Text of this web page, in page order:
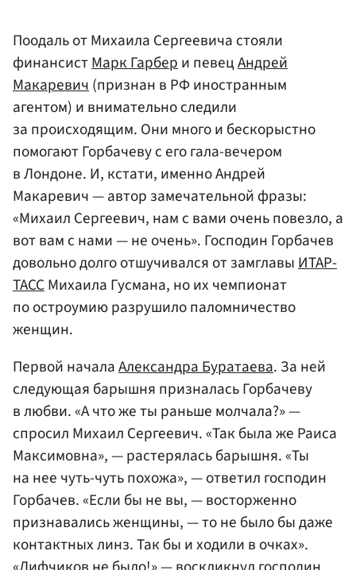
Поодаль от Михаила Сергеевича стояли
финансистМарк Гарбери певецАндрей
Макаревич(признан в РФ иностранным
агентом) и внимательно следили
за происходящим. Они много и бескорыстно
помогают Горбачеву с его гала-вечером
в Лондоне. И, кстати, именно Андрей
Макаревич — автор замечательной фразы:
«Михаил Сергеевич, нам с вами очень повезло, а
вот вам с нами — не очень». Господин Горбачев
довольно долго отшучивался от замглавыИТАР-
ТАССМихаила Гусмана, но их чемпионат
по остроумию разрушило паломничество
женщин.
Первой началаАлександра Буратаева. За ней
следующая барышня призналась Горбачеву
в любви. «А что же ты раньше молчала?» —
спросил Михаил Сергеевич. «Так была же Раиса
Максимовна», — растерялась барышня. «Ты
на нее чуть-чуть похожа», — ответил господин
Горбачев. «Если бы не вы, — восторженно
признавались женщины, — то не было бы даже
контактных линз. Так бы и ходили в очках».